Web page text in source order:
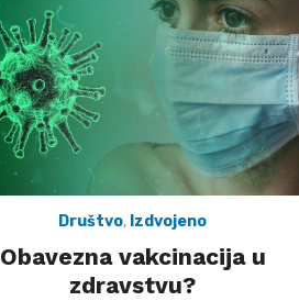
Društvo, Izdvojeno
Obavezna vakcinacija u
zdravstvu?